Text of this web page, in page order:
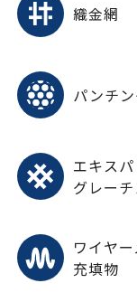
織金網
パンチ
エキス
グレー
ワイヤ
充填物